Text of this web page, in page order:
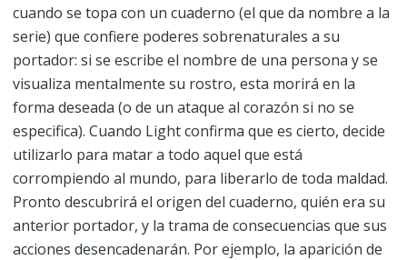
cuando se topa con un cuaderno (el que da nombre a la
serie) que confiere poderes sobrenaturales a su
portador: si se escribe el nombre de una persona y se
visualiza mentalmente su rostro, esta morirá en la
forma deseada (o de un ataque al corazón si no se
especifica). Cuando Light confirma que es cierto, decide
utilizarlo para matar a todo aquel que está
corrompiendo al mundo, para liberarlo de toda maldad.
Pronto descubrirá el origen del cuaderno, quién era su
anterior portador, y la trama de consecuencias que sus
acciones desencadenarán. Por ejemplo, la aparición de